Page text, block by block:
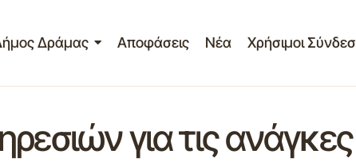
Δράμας Αποφάσεις Νέα Χρήσιμοι
για τις